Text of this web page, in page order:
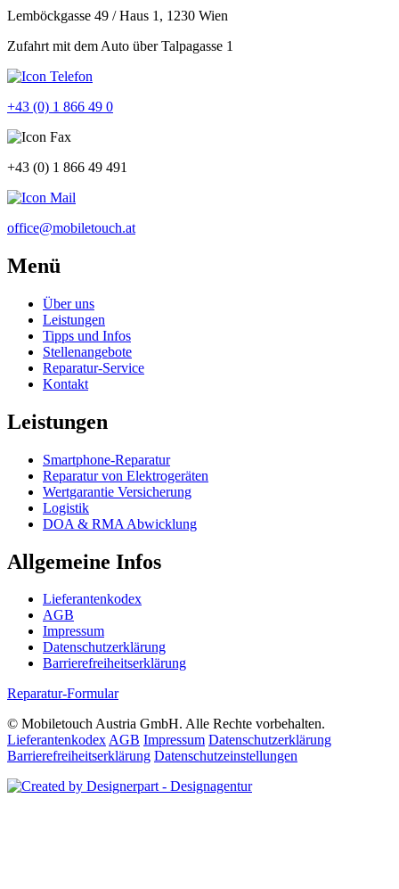
Lemböckgasse 49 / Haus 1, 1230 Wien
Zufahrt mit dem Auto über Talpagasse 1
+43 (0) 1 866 49 0
+43 (0) 1 866 49 491
office@mobiletouch.at
Menü
Über uns
Leistungen
Tipps und Infos
Stellenangebote
Reparatur-Service
Kontakt
Leistungen
Smartphone-Reparatur
Reparatur von Elektrogeräten
Wertgarantie Versicherung
Logistik
DOA & RMA Abwicklung
Allgemeine Infos
Lieferantenkodex
AGB
Impressum
Datenschutzerklärung
Barrierefreiheitserklärung
Reparatur-Formular
© Mobiletouch Austria GmbH. Alle Rechte vorbehalten.
LieferantenkodexAGB Impressum Datenschutzerklärung
Barrierefreiheitserklärung Datenschutzeinstellungen